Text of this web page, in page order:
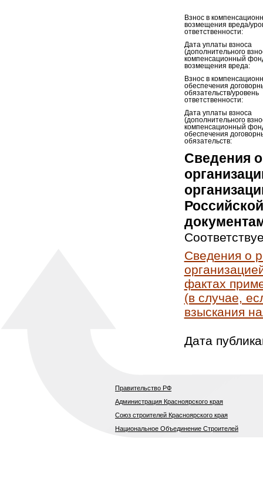
Взнос в
возмещения вреда/
ответственности:
Дата уплаты взноса
(дополнительного
компенсационный
возмещения вреда:
Взнос в
обеспечения
обязательств/уровень
ответственности:
Дата уплаты взноса
(дополнительного
компенсационный
обеспечения
обязательств:
Сведения
Сведения о
фактах
(в случае,
взыскания
Дата
Правительство РФ
Администрация Красноярского края
Союз строителей Красноярского края
Национальное Объединение Строителей